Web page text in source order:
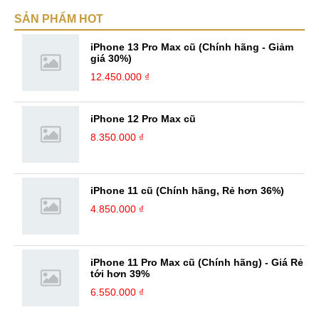
hiểu biết mới mẻ và thú vị. Tinh thần tự giác và sự chuyên nghiệp là
SẢN PHẨM HOT
iPhone 13 Pro Max cũ (Chính hãng - Giảm
giá 30%)
12.450.000 ₫
iPhone 12 Pro Max cũ
8.350.000 ₫
iPhone 11 cũ (Chính hãng, Rẻ hơn 36%)
4.850.000 ₫
iPhone 11 Pro Max cũ (Chính hãng) - Giá Rẻ
tới hơn 39%
6.550.000 ₫